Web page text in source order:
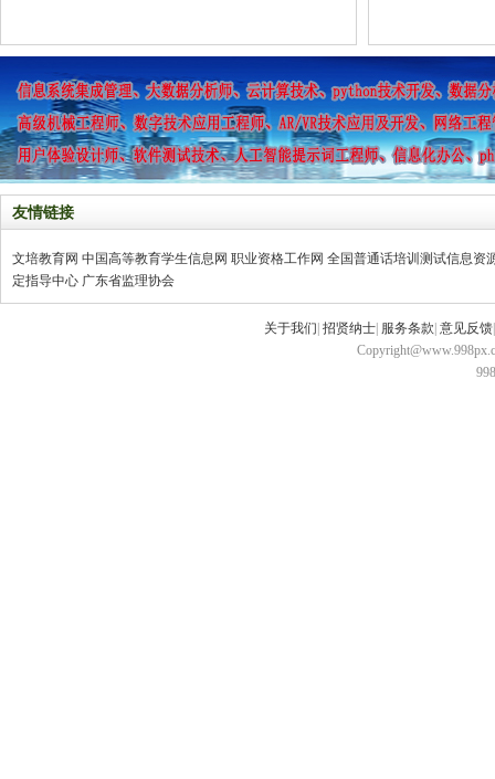
友情链接
文培教育网 中国高等教育学生信息网 职业资格工作网 全国普通话培训测试信息资
定指导中心 广东省监理协会
关于我们 招贤纳士 服务条款 意见反馈